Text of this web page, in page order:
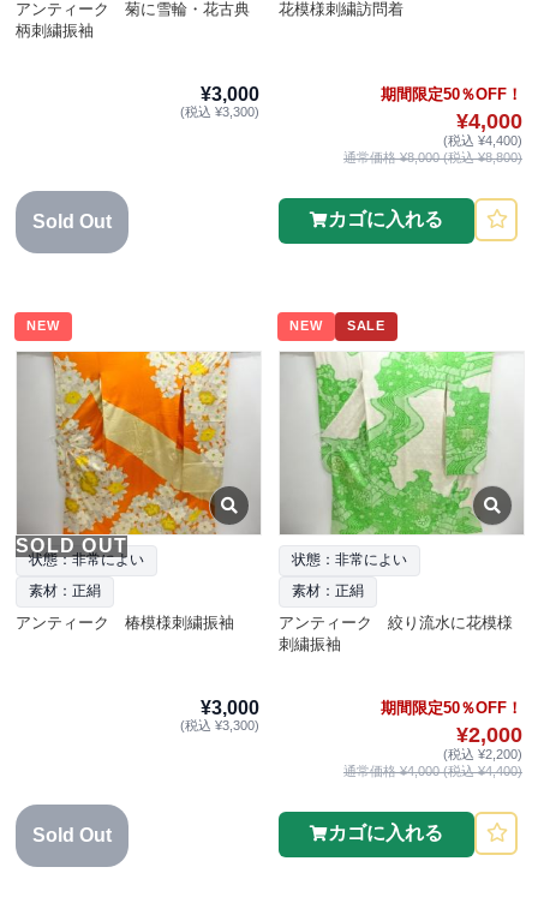
アンティーク 菊に雪輪・花古典
柄刺繍振袖
¥3,000
(税込 ¥3,300)
Sold Out
花模様刺繍訪問着
期間限定50％OFF！
¥4,000
(税込 ¥4,400)
通常価格 ¥8,000 (税込 ¥8,800)
カゴに入れる
NEW
SOLD OUT
状態：非常によい
素材：正絹
アンティーク 椿模様刺繍振袖
¥3,000
(税込 ¥3,300)
Sold Out
NEW SALE
状態：非常によい
素材：正絹
アンティーク 絞り流水に花模様
刺繍振袖
期間限定50％OFF！
¥2,000
(税込 ¥2,200)
通常価格 ¥4,000 (税込 ¥4,400)
カゴに入れる